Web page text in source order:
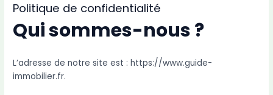
Politique de confidentialité
Qui sommes-nous ?
L’adresse de notre site est : https://www.guide-
immobilier.fr.